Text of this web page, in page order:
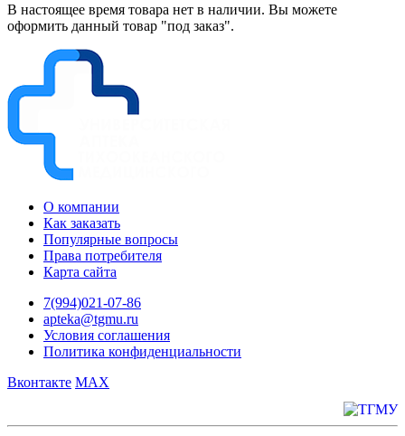
В настоящее время товара нет в наличии. Вы можете
оформить данный товар "под заказ".
О компании
Как заказать
Популярные вопросы
Права потребителя
Карта сайта
7(994)021-07-86
apteka@tgmu.ru
Условия соглашения
Политика конфиденциальности
Вконтакте MAX